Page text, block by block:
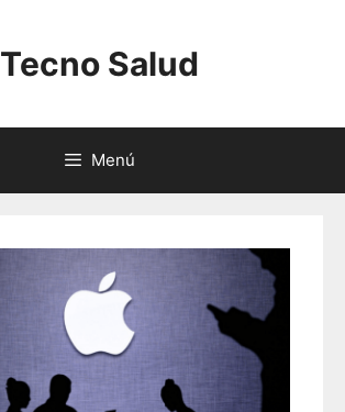
Tecno Salud
Menú